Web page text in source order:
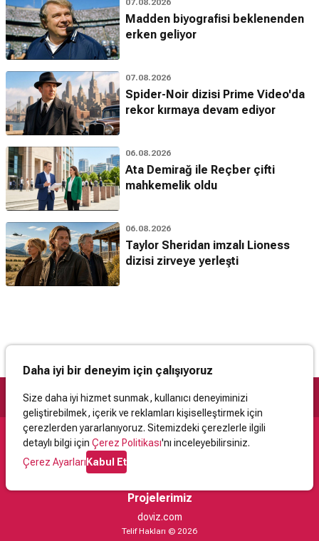
07.08.2026
Madden biyografisi beklenenden
erken geliyor
07.08.2026
Spider-Noir dizisi Prime Video'da
rekor kırmaya devam ediyor
06.08.2026
Ata Demirağ ile Reçber çifti
mahkemelik oldu
06.08.2026
Taylor Sheridan imzalı Lioness
dizisi zirveye yerleşti
Daha iyi bir deneyim için çalışıyoruz
Size daha iyi hizmet sunmak, kullanıcı deneyiminizi
geliştirebilmek, içerik ve reklamları kişiselleştirmek için
çerezlerden yararlanıyoruz. Sitemizdeki çerezlerle ilgili
detaylı bilgi için Çerez Politikası'nı inceleyebilirsiniz.
Çerez AyarlarıKabul Et
Destek
İletişimYardımKullanıcı Sözleşmesi
Projelerimiz
doviz.com
Telif Hakları © 2026